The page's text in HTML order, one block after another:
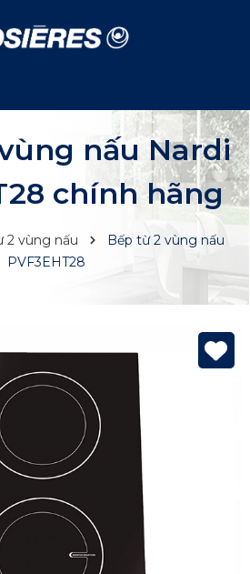
nấu Nardi
chính hãng
2 vùng nấu
Bếp từ 2 vùng nấu
PVF3EHT28